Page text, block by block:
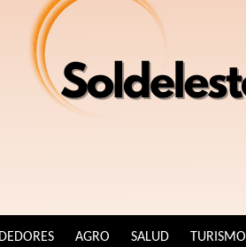
AGRO SALUD TURISMO